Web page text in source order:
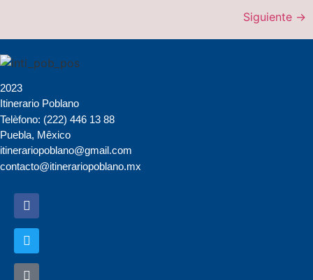
Siguiente →
2023
Itinerario Poblano
Telèfono: (222) 446 13 88
Puebla, Mêxico
itinerariopoblano@gmail.com
contacto@itinerariopoblano.mx